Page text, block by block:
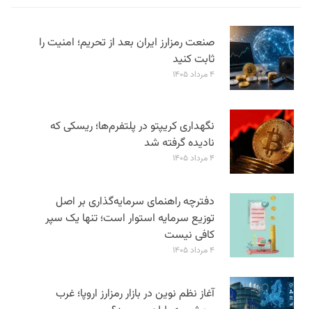
صنعت رمزارز ایران بعد از تحریم؛ امنیت را
ثابت کنید
۴ مرداد ۱۴۰۵
نگهداری کریپتو در پلتفرم‌ها؛ ریسکی که
نادیده گرفته شد
۴ مرداد ۱۴۰۵
دفترچه راهنمای سرمایه‌گذاری بر اصل
توزیع سرمایه استوار است؛ تنها یک سپر
کافی نیست
۴ مرداد ۱۴۰۵
آغاز نظم نوین در بازار رمزارز اروپا؛ غرب